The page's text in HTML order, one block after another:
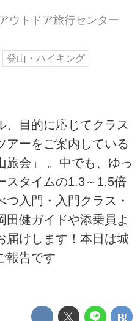
アウトドア旅行センター
登山・ハイキング
、目的に応じてクラス
アーをご案内している
旅会」 。中でも、ゆっ
スタイムの1.3～1.5倍
入門・入門クラス・
田健ガイドや添乗員よ
届けします！本日は城
報告です